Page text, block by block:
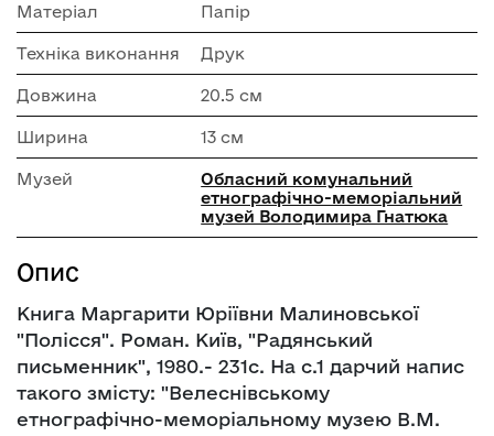
Матеріал Папір
Техніка виконання Друк
Довжина 20.5 см
Ширина 13 см
Музей
Обласний комунальний
етнографічно-меморіальний
музей Володимира Гнатюка
Опис
Книга Маргарити Юріївни Малиновської
"Полісся". Роман. Київ, "Радянський
письменник", 1980.- 231с. На с.1 дарчий напис
такого змісту: "Велеснівському
етнографічно-меморіальному музею В.М.